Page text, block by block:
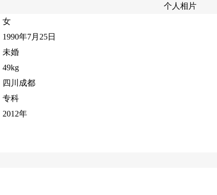
个人相片
女
1990年7月25日
未婚
49kg
四川成都
专科
2012年